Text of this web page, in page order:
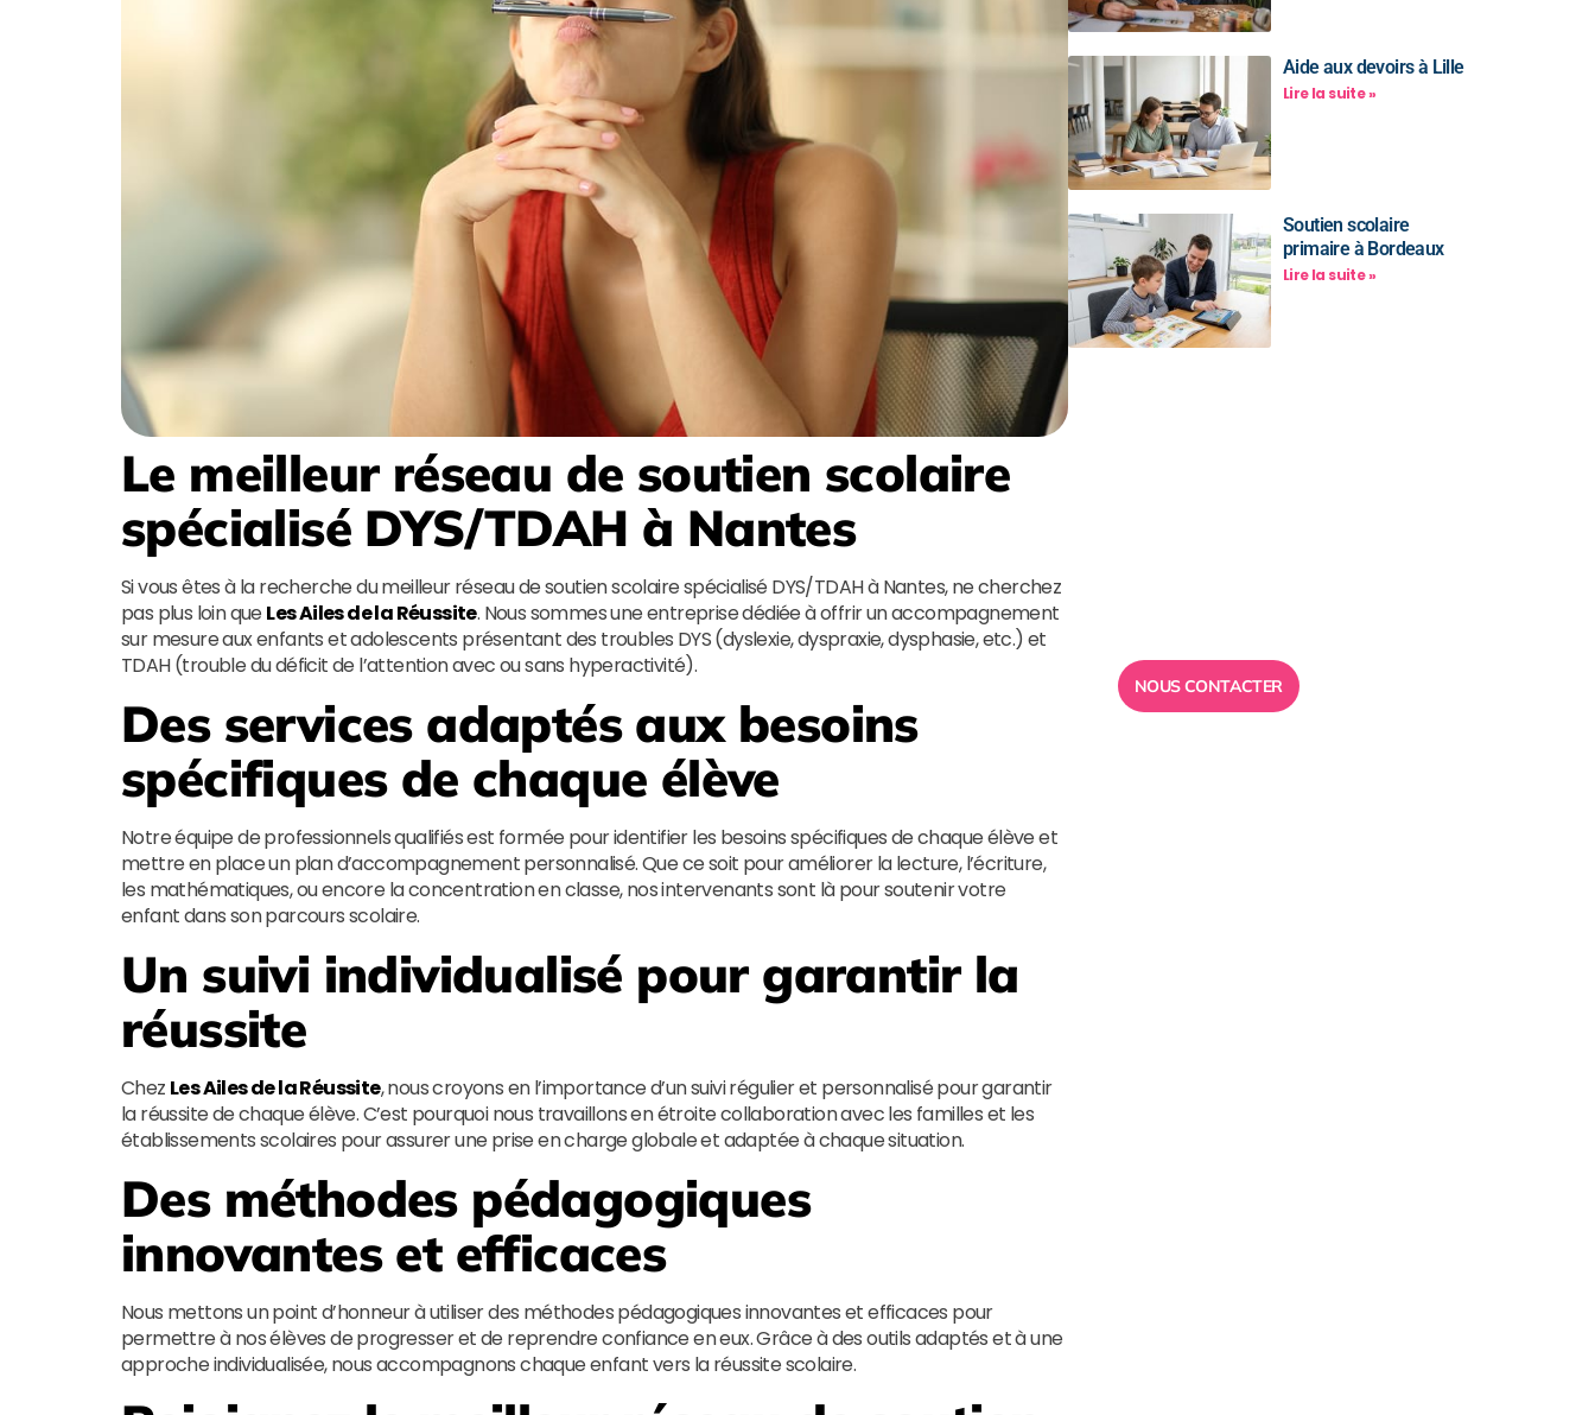
Le meilleur réseau de soutien scolaire
spécialisé DYS/TDAH à Nantes
Si vous êtes à la recherche du meilleur réseau de soutien scolaire spécialisé DYS/TDAH à Nantes, ne cherchez
pas plus loin que Les Ailes de la Réussite. Nous sommes une entreprise dédiée à offrir un accompagnement
sur mesure aux enfants et adolescents présentant des troubles DYS (dyslexie, dyspraxie, dysphasie, etc.) et
TDAH (trouble du déficit de l’attention avec ou sans hyperactivité).
Des services adaptés aux besoins
spécifiques de chaque élève
Notre équipe de professionnels qualifiés est formée pour identifier les besoins spécifiques de chaque élève et
mettre en place un plan d’accompagnement personnalisé. Que ce soit pour améliorer la lecture, l’écriture,
les mathématiques, ou encore la concentration en classe, nos intervenants sont là pour soutenir votre
enfant dans son parcours scolaire.
Un suivi individualisé pour garantir la
réussite
Chez Les Ailes de la Réussite, nous croyons en l’importance d’un suivi régulier et personnalisé pour garantir
la réussite de chaque élève. C’est pourquoi nous travaillons en étroite collaboration avec les familles et les
établissements scolaires pour assurer une prise en charge globale et adaptée à chaque situation.
Des méthodes pédagogiques
innovantes et efficaces
Nous mettons un point d’honneur à utiliser des méthodes pédagogiques innovantes et efficaces pour
permettre à nos élèves de progresser et de reprendre confiance en eux. Grâce à des outils adaptés et à une
approche individualisée, nous accompagnons chaque enfant vers la réussite scolaire.
Aide aux devoirs à Lille
Lire la suite »
Soutien scolaire
primaire à Bordeaux
Lire la suite »
NOUS CONTACTER